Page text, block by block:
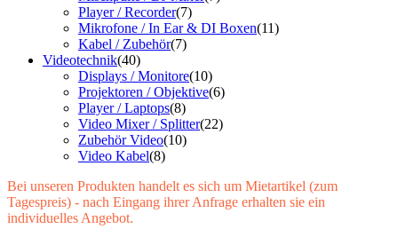
Player / Recorder(7)
Mikrofone / In Ear & DI Boxen(11)
Kabel / Zubehör(7)
Videotechnik(40)
Displays / Monitore(10)
Projektoren / Objektive(6)
Player / Laptops(8)
Video Mixer / Splitter(22)
Zubehör Video(10)
Video Kabel(8)
Bei unseren Produkten handelt es sich um Mietartikel (zum
Tagespreis) - nach Eingang ihrer Anfrage erhalten sie ein
individuelles Angebot.